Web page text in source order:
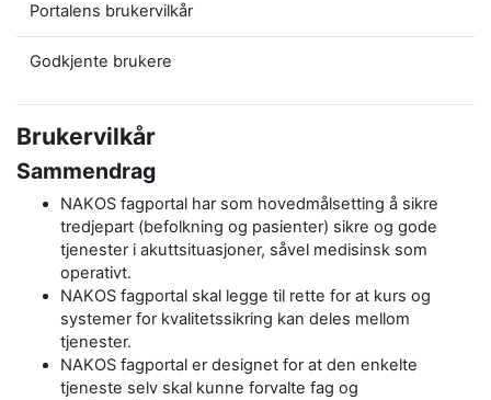
Portalens brukervilkår
Godkjente brukere
Brukervilkår
Sammendrag
NAKOS fagportal har som hovedmålsetting å sikre
tredjepart (befolkning og pasienter) sikre og gode
tjenester i akuttsituasjoner, såvel medisinsk som
operativt.
NAKOS fagportal skal legge til rette for at kurs og
systemer for kvalitetssikring kan deles mellom
tjenester.
NAKOS fagportal er designet for at den enkelte
tjeneste selv skal kunne forvalte fag og